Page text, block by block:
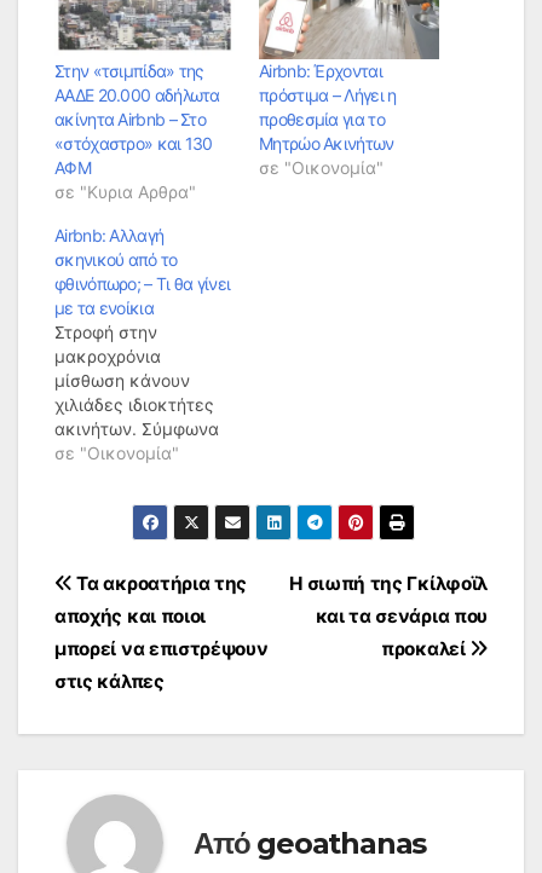
Στην «τσιμπίδα» της
ΑΑΔΕ 20.000 αδήλωτα
ακίνητα Airbnb – Στο
«στόχαστρο» και 130
ΑΦΜ
σε "Κυρια Αρθρα"
Airbnb: Έρχονται
πρόστιμα – Λήγει η
προθεσμία για το
Μητρώο Ακινήτων
σε "Οικονομία"
Airbnb: Αλλαγή
σκηνικού από το
φθινόπωρο; – Τι θα γίνει
με τα ενοίκια
Στροφή στην
μακροχρόνια
μίσθωση κάνουν
χιλιάδες ιδιοκτήτες
ακινήτων. Σύμφωνα
με ειδικούς της
σπίτια στο
λεκανοπέδιο από
αρχίσουν να φεύγουν
από την πλατφόρμα
του Airbnb και θα
διατίθενται προς
κανονική ενοικίαση.
Οι αποδόσεις των
βραχυχρόνιας
μίσθωσης βρίσκονται
σε διαρκή πτώση. Η
υποχώρηση…
σε "Οικονομία"
Πλοήγηση
άρθρων
Η σιωπή της Γκίλφοϊλ
και τα σενάρια που
προκαλεί
Τα ακροατήρια της
αποχής και ποιοι
μπορεί να επιστρέψουν
στις κάλπες
Από geoathanas